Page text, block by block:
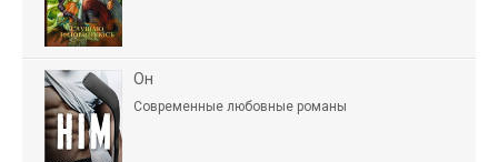
Он
Современные любовные романы